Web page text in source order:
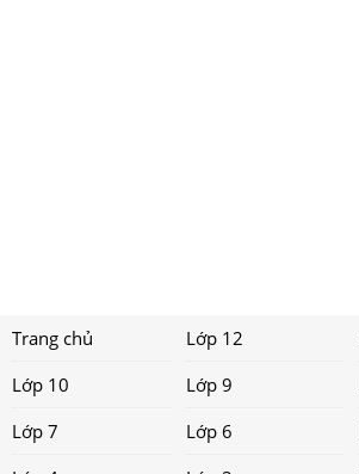
Trang chủ Lớp 12
Lớp 10
Lớp 9
Lớp 7
Lớp 6